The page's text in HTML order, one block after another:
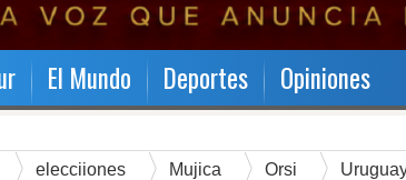
El Mundo Deportes Opiniones
elecciiones Mujica Orsi